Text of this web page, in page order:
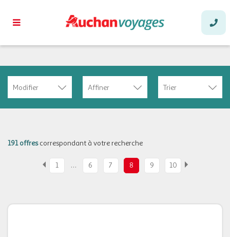
Modifier Affiner Trier
191 offrescorrespondant à votre recherche
1 … 6 7 8 9 10